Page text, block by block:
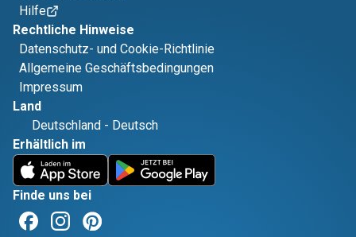
Hilfe
Rechtliche Hinweise
Datenschutz- und Cookie-Richtlinie
Allgemeine Geschäftsbedingungen
Impressum
Land
Deutschland - Deutsch
Erhältlich im
Finde uns bei